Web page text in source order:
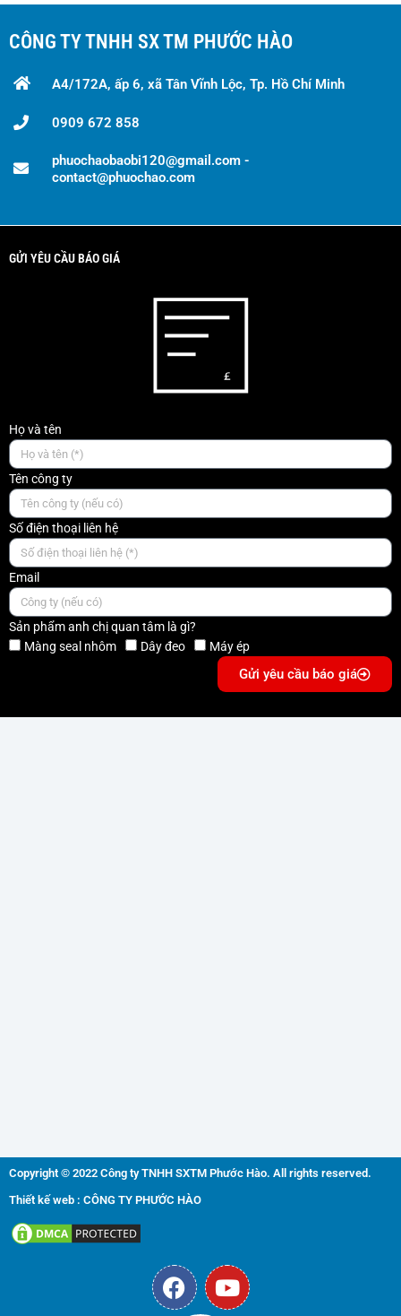
CÔNG TY TNHH SX TM PHƯỚC HÀO
A4/172A, ấp 6, xã Tân Vĩnh Lộc, Tp. Hồ Chí Minh
0909 672 858
phuochaobaobi120@gmail.com -
contact@phuochao.com
GỬI YÊU CẦU BÁO GIÁ
Họ và tên
Tên công ty
Số điện thoại liên hệ
Email
Sản phẩm anh chị quan tâm là gì?
Màng seal nhôm
Dây đeo Máy ép
Gửi yêu cầu báo giá
Copyright © 2022 Công ty TNHH SXTM Phước Hào. All rights reserved.
Thiết kế web : CÔNG TY PHƯỚC HÀO
F
a
Y
o